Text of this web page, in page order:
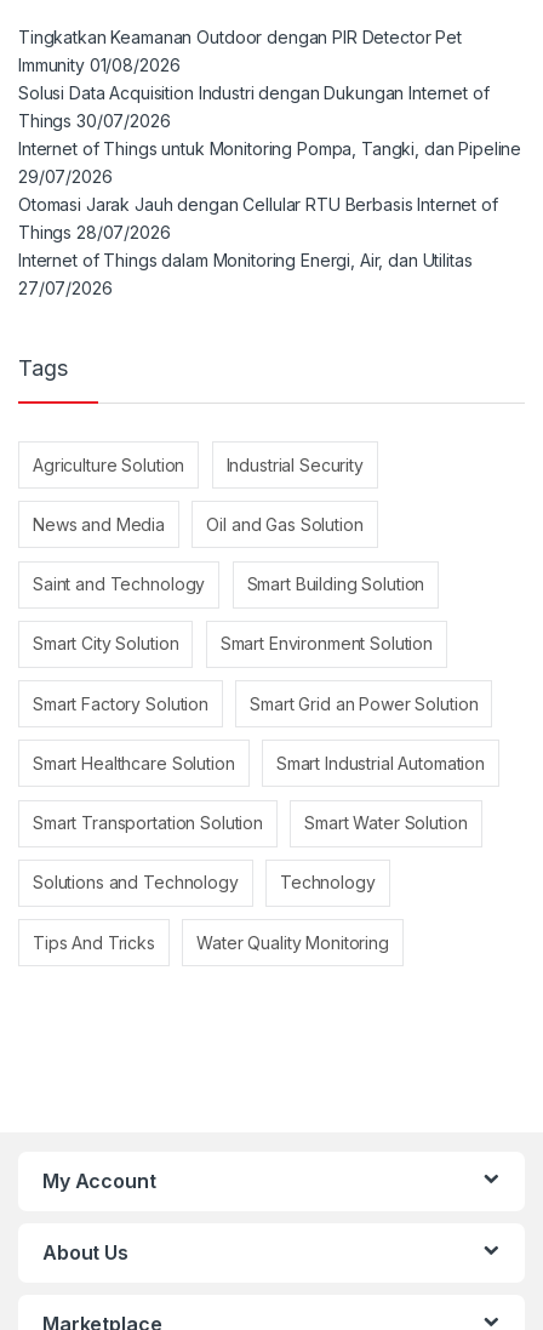
Tingkatkan Keamanan Outdoor dengan PIR Detector Pet
Immunity 01/08/2026
Solusi Data Acquisition Industri dengan Dukungan Internet of
Things 30/07/2026
Internet of Things untuk Monitoring Pompa, Tangki, dan Pipeline
29/07/2026
Otomasi Jarak Jauh dengan Cellular RTU Berbasis Internet of
Things 28/07/2026
Internet of Things dalam Monitoring Energi, Air, dan Utilitas
27/07/2026
Tags
Agriculture Solution Industrial Security
News and Media Oil and Gas Solution
Saint and Technology Smart Building Solution
Smart City Solution Smart Environment Solution
Smart Factory Solution Smart Grid an Power Solution
Smart Healthcare Solution Smart Industrial Automation
Smart Transportation Solution Smart Water Solution
Solutions and Technology Technology
Tips And Tricks Water Quality Monitoring
My Account
About Us
Marketplace